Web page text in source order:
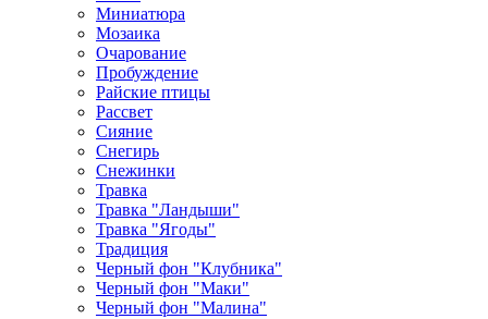
Миниатюра
Мозаика
Очарование
Пробуждение
Райские птицы
Рассвет
Сияние
Снегирь
Снежинки
Травка
Травка "Ландыши"
Травка "Ягоды"
Традиция
Черный фон "Клубника"
Черный фон "Маки"
Черный фон "Малина"